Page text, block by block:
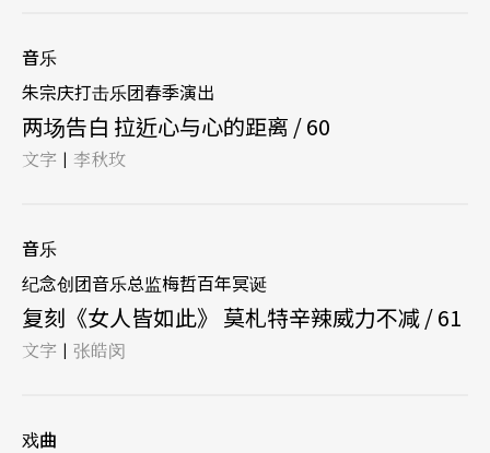
音乐
朱宗庆打击乐团春季演出
两场告白 拉近心与心的距离 / 60
文字 | 李秋玫
音乐
纪念创团音乐总监梅哲百年冥诞
复刻《女人皆如此》 莫札特辛辣威力不减 / 61
文字 | 张皓闵
戏曲